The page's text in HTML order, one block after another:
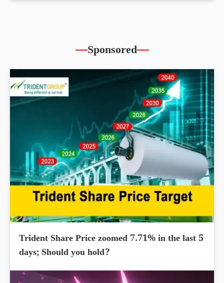
Sponsored
Trident Share Price zoomed 7.71% in the last 5
days; Should you hold?